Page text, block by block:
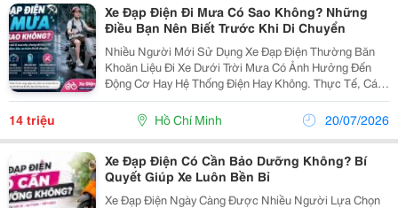
Xe Đạp Điện Đi Mưa Có Sao Không? Những
Điều Bạn Nên Biết Trước Khi Di Chuyển
Nhiều Người Mới Sử Dụng Xe Đạp Điện Thường Băn
Khoăn Liệu Đi Xe Dưới Trời Mưa Có Ảnh Hưởng Đến
Động Cơ Hay Hệ Thống Điện Hay Không. Thực Tế, Các
Mẫu Xe Đạp Điện Chính Hãng Hiện Nay Đều Được Thiết
Kế Với Khả Năng Chống Nước Ở Mức Cơ Bản, Đủ Để
14 triệu Hồ Chí Minh 20/07/2026
Xe Đạp Điện Có Cần Bảo Dưỡng Không? Bí
Quyết Giúp Xe Luôn Bền Bỉ
Xe Đạp Điện Ngày Càng Được Nhiều Người Lựa Chọn